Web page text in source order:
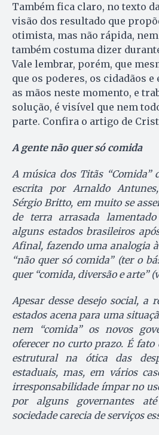
Também fica claro, no texto
visão dos resultado que
otimista, mas não rápida,
também costuma dizer
Vale lembrar, porém, que
que os poderes, os cidadãos
as mãos neste momento, e
solução, é visível que nem
parte. Confira o artigo de
A gente não quer só comida
A música dos Titãs “Comida”
escrita por Arnaldo
Sérgio Britto, em muito se
de terra arrasada
alguns estados brasileiros
Afinal, fazendo uma analogia
“não quer só comida” (ter o
quer “comida, diversão e arte”
Apesar desse desejo social, a
estados acena para uma
nem “comida” os novos
oferecer no curto prazo. É
estrutural na ótica das
estaduais, mas, em vários
irresponsabilidade ímpar no
por alguns governantes
sociedade carecia de serviços